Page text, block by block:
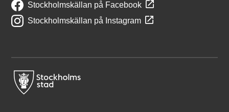
Stockholmskällan på Facebook
Stockholmskällan på Instagram